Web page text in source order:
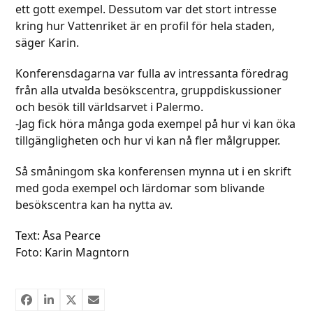
ett gott exempel. Dessutom var det stort intresse
kring hur Vattenriket är en profil för hela staden,
säger Karin.
Konferensdagarna var fulla av intressanta föredrag
från alla utvalda besökscentra, gruppdiskussioner
och besök till världsarvet i Palermo.
-Jag fick höra många goda exempel på hur vi kan öka
tillgängligheten och hur vi kan nå fler målgrupper.
Så småningom ska konferensen mynna ut i en skrift
med goda exempel och lärdomar som blivande
besökscentra kan ha nytta av.
Text: Åsa Pearce
Foto: Karin Magntorn